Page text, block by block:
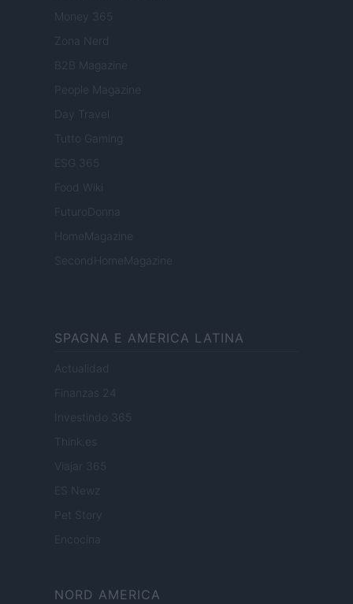
Money 365
Zona Nerd
B2B Magazine
People Magazine
Day Travel
Tutto Gaming
ESG 365
Food Wiki
FuturoDonna
HomeMagazine
SecondHomeMagazine
SPAGNA E AMERICA LATINA
Actualidad
Finanzas 24
Investindo 365
Think.es
Viajar 365
ES Newz
Encocina
NORD AMERICA